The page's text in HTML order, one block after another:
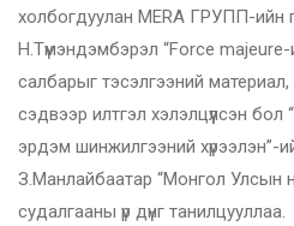
холбогдуулан MERA ГРУПП-ийн
Н.Түмэндэмбэрэл “Force majeure-
салбарыг тэсэлгээний материал,
сэдвээр илтгэл хэлэлцүүлсэн
эрдэм шинжилгээний хүрээлэн”-
З.Манлайбаатар “Монгол Улсын
судалгааны үр дүнг танилцууллаа.